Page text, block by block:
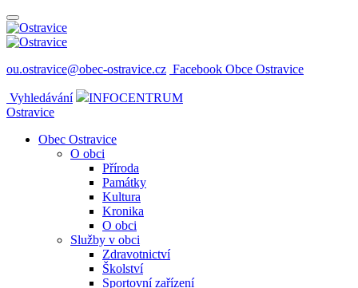
ou.ostravice@obec-ostravice.cz Facebook Obce Ostravice
Vyhledávání
INFOCENTRUM
Ostravice
Obec Ostravice
O obci
Příroda
Památky
Kultura
Kronika
O obci
Služby v obci
Zdravotnictví
Školství
Sportovní zařízení